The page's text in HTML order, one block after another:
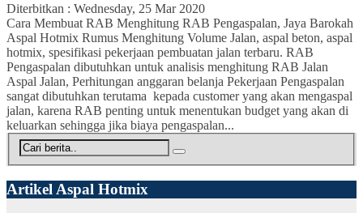
Diterbitkan : Wednesday, 25 Mar 2020
Cara Membuat RAB Menghitung RAB Pengaspalan, Jaya Barokah
Aspal Hotmix Rumus Menghitung Volume Jalan, aspal beton, aspal
hotmix, spesifikasi pekerjaan pembuatan jalan terbaru. RAB
Pengaspalan dibutuhkan untuk analisis menghitung RAB Jalan
Aspal Jalan, Perhitungan anggaran belanja Pekerjaan Pengaspalan
sangat dibutuhkan terutama kepada customer yang akan mengaspal
jalan, karena RAB penting untuk menentukan budget yang akan di
keluarkan sehingga jika biaya pengaspalan...
Artikel Aspal Hotmix